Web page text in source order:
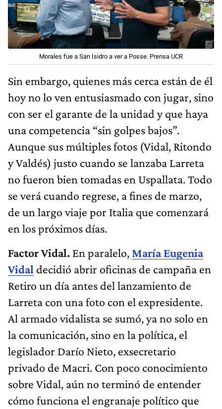
Morales fue a San Isidro a ver a Posse. Prensa UCR
Sin embargo, quienes más cerca están de él
hoy no lo ven entusiasmado con jugar, sino
con ser el garante de la unidad y que haya
una competencia “sin golpes bajos”.
Aunque sus múltiples fotos (Vidal, Ritondo
y Valdés) justo cuando se lanzaba Larreta
no fueron bien tomadas en Uspallata. Todo
se verá cuando regrese, a fines de marzo,
de un largo viaje por Italia que comenzará
en los próximos días.
Factor Vidal. En paralelo, María Eugenia
Vidal decidió abrir oficinas de campaña en
Retiro un día antes del lanzamiento de
Larreta con una foto con el expresidente.
Al armado vidalista se sumó, ya no solo en
la comunicación, sino en la política, el
legislador Darío Nieto, exsecretario
privado de Macri. Con poco conocimiento
sobre Vidal, aún no terminó de entender
cómo funciona el engranaje político que